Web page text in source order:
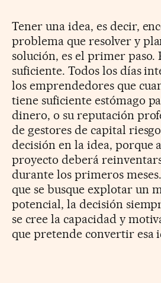
Tener una idea, es decir,
problema que resolver y
solución, es el primer paso.
suficiente. Todos los días
los emprendedores que
tiene suficiente estómago
dinero, o su reputación
de gestores de capital
decisión en la idea, porque
proyecto deberá
durante los primeros
que se busque explotar un
potencial, la decisión
se cree la capacidad y
que pretende convertir esa